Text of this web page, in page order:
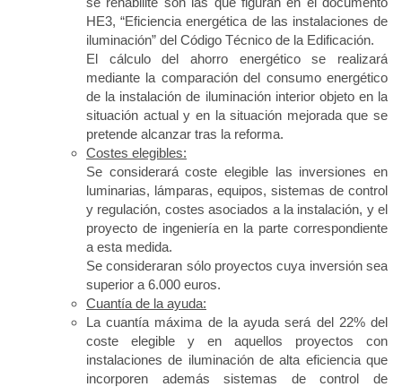
HE3, “Eficiencia energética de las instalaciones de
iluminación” del Código Técnico de la Edificación.
El cálculo del ahorro energético se realizará
mediante la comparación del consumo energético
de la instalación de iluminación interior objeto en la
situación actual y en la situación mejorada que se
pretende alcanzar tras la reforma.
Costes elegibles:
Se considerará coste elegible las inversiones en
luminarias, lámparas, equipos, sistemas de control
y regulación, costes asociados a la instalación, y el
proyecto de ingeniería en la parte correspondiente
a esta medida.
Se consideraran sólo proyectos cuya inversión sea
superior a 6.000 euros.
Cuantía de la ayuda:
La cuantía máxima de la ayuda será del 22% del
coste elegible y en aquellos proyectos con
instalaciones de iluminación de alta eficiencia que
incorporen además sistemas de control de